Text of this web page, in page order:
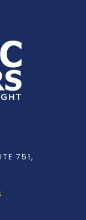
751,